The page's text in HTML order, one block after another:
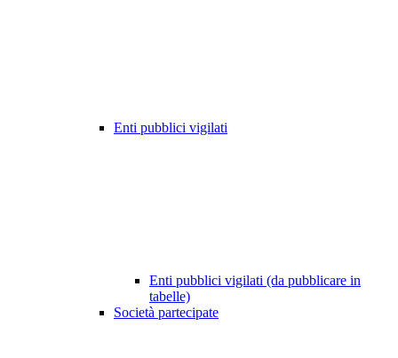
Enti pubblici vigilati
Enti pubblici vigilati (da pubblicare in
tabelle)
Società partecipate